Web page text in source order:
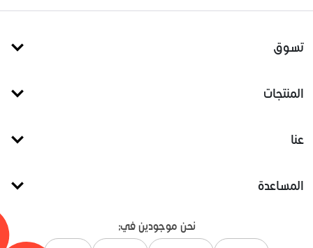
تسوق
المنتجات
عنا
المساعدة
نحن موجودين في: